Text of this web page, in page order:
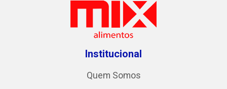
Institucional
Quem Somos